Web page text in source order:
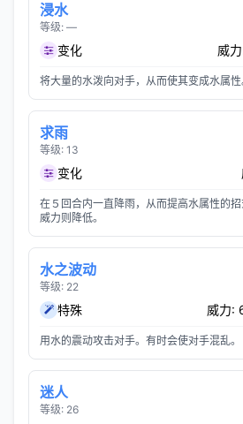
浸水
等级: —
变化 威
将大量的水泼向对手，从而使其变成水属性
求雨
等级: 13
变化
在５回合内一直降雨，从而提高水属性的
威力则降低。
水之波动
等级: 22
特殊 威力:
用水的震动攻击对手。有时会使对手混乱。
迷人
等级: 26